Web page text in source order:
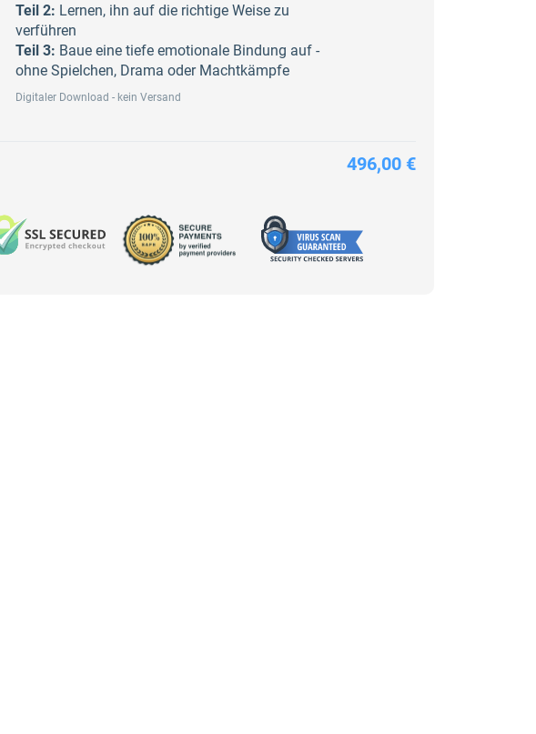
Teil 2: Lernen, ihn auf die richtige Weise zu
verführen
Teil 3: Baue eine tiefe emotionale Bindung auf -
ohne Spielchen, Drama oder Machtkämpfe
Digitaler Download - kein Versand
496,00 €